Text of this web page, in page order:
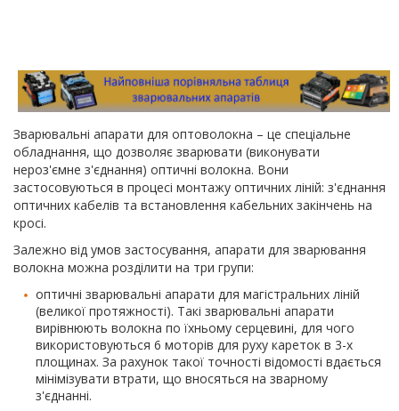
Зварювальні апарати для оптоволокна – це спеціальне
обладнання, що дозволяє зварювати (виконувати
нероз'ємне з'єднання) оптичні волокна. Вони
застосовуються в процесі монтажу оптичних ліній: з'єднання
оптичних кабелів та встановлення кабельних закінчень на
кросі.
Залежно від умов застосування, апарати для зварювання
волокна можна розділити на три групи:
оптичні зварювальні апарати для магістральних ліній
(великої протяжності). Такі зварювальні апарати
вирівнюють волокна по їхньому серцевині, для чого
використовуються 6 моторів для руху кареток в 3-х
площинах. За рахунок такої точності відомості вдається
мінімізувати втрати, що вносяться на зварному
з'єднанні.